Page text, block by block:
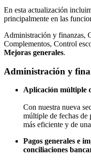
En esta actualización
principalmente en las
Administración y finanzas,
Complementos, Control
Mejoras generales.
Administración y
Aplicación múltiple
Con nuestra nueva
múltiple de fechas de
más eficiente y de
Pagos generales e
conciliaciones